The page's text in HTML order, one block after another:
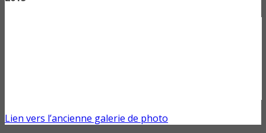
Lien vers l’ancienne galerie de photo